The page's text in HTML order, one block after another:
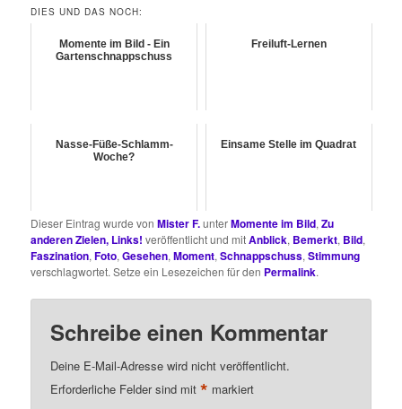
DIES UND DAS NOCH:
Momente im Bild - Ein
Gartenschnappschuss
Freiluft-Lernen
Nasse-Füße-Schlamm-
Woche?
Einsame Stelle im Quadrat
Dieser Eintrag wurde vonMister F.unterMomente im Bild,Zu
anderen Zielen, Links! veröffentlicht und mitAnblick, Bemerkt, Bild,
Faszination,Foto,Gesehen,Moment,Schnappschuss,Stimmung
verschlagwortet. Setze ein Lesezeichen für den Permalink.
Schreibe einen Kommentar
Deine E-Mail-Adresse wird nicht veröffentlicht.
Erforderliche Felder sind mit* markiert